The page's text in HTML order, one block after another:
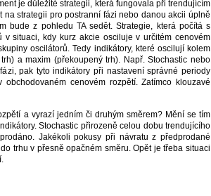
je důležité strategii, která fungovala při trendujícím
strategii pro postranní fázi nebo danou akcii úplně
bude z pohledu TA sedět. Strategie, která počítá s
situaci, kdy kurz akcie osciluje v určitém cenovém
oscilátorů. Tedy indikátory, které oscilují kolem
a maxim (překoupený trh). Např. Stochastic nebo
pak tyto indikátory při nastavení správné periody
cenovém rozpětí. Zatímco klouzavé
a vyrazí jedním či druhým směrem? Mění se tím
Stochastic přirozeně celou dobu trendujícího
Jakékoli pokusy při návratu z předprodané
trhu v přesně opačném směru. Opět je třeba situaci